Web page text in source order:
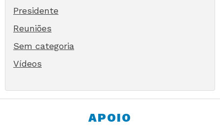
Presidente
Reuniões
Sem categoria
Vídeos
APOIO